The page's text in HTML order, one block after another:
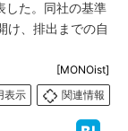
した。同社の基準
け、排出までの自
[MONOist]
表示
関連情報